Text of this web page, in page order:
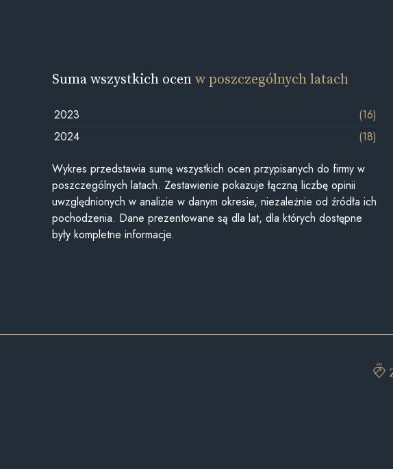
Suma wszystkich ocenw poszczególnych latach
2023
(16)
2024
(18)
Wykres przedstawia sumę wszystkich ocen przypisanych do firmy w
poszczególnych latach. Zestawienie pokazuje łączną liczbę opinii
uwzględnionych w analizie w danym okresie, niezależnie od źródła ich
pochodzenia. Dane prezentowane są dla lat, dla których dostępne
były kompletne informacje.